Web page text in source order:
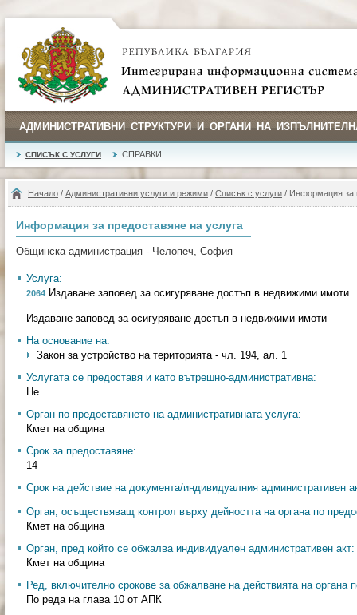
АДМИНИСТРАТИВНИ СТРУКТУРИ И ОРГАНИ НА
СПИСЪК С УСЛУГИ СПРАВКИ
Начало / Административни услуги и режими / Списък с услуги / Информация за
Информация за предоставяне на услуга
Общинска администрация - Челопеч, София
Услуга:
2064 Издаване заповед за осигуряване достъп в недвижими имоти
Издаване заповед за осигуряване достъп в недвижими имоти
На основание на:
Закон за устройство на територията - чл. 194, ал. 1
Услугата се предоставя и като вътрешно-административна:
Не
Орган по предоставянето на административната услуга:
Кмет на община
Срок за предоставяне:
14
Срок на действие на документа/индивидуалния административен
Орган, осъществяващ контрол върху дейността на органа по
Кмет на община
Орган, пред който се обжалва индивидуален административен акт:
Кмет на община
Ред, включително срокове за обжалване на действията на органа
По реда на глава 10 от АПК